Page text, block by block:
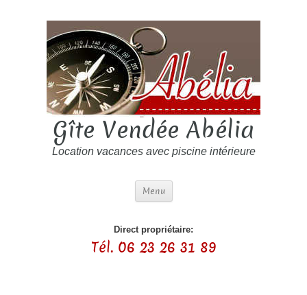
Gîte Vendée Abélia
Location vacances avec piscine intérieure
Menu
Direct propriétaire:
Tél. 06 23 26 31 89